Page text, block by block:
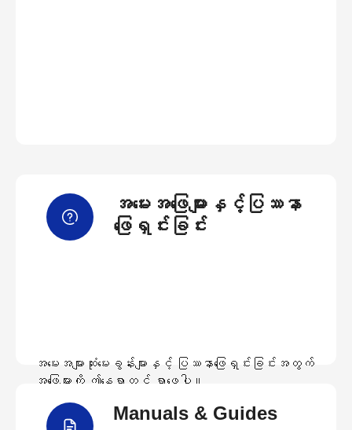
အမေးအဖြေများနှင့်ပြဿနာ
ဖြေရှင်းခြင်း
အမေးအများဆုံးမေးခွန်းများနှင့် ပြဿနာဖြေရှင်းခြင်းအတွက်
အဖြေများကို ဤနေရာတွင် ရှာဖွေပါ။
Manuals & Guides